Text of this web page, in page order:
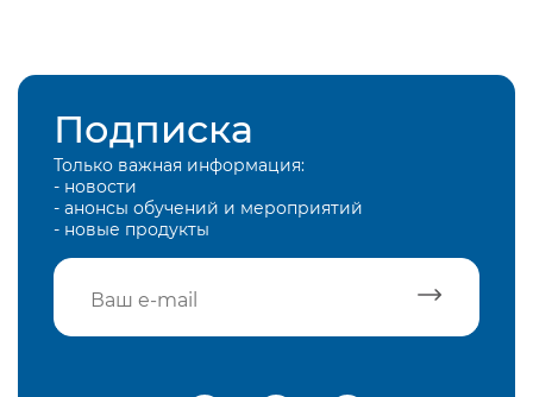
Подписка
Только важная информация:
- новости
- анонсы обучений и мероприятий
- новые продукты